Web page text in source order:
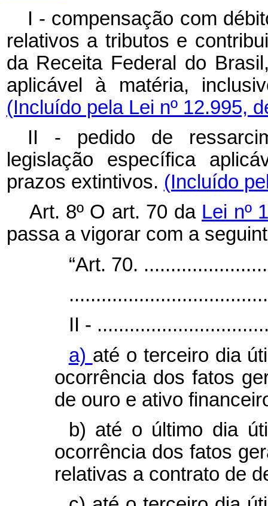
I - compensação com
relativos a tributos e
da Receita Federal do
aplicável à matéria,
(Incluído pela Lei nº 12.995,
II - pedido de
legislação específica
prazos extintivos. (Incluído
Art. 8º O art. 70 da Lei nº
passa a vigorar com a
“Art. 70.
II -
a) até o terceiro dia
ocorrência dos fatos
de ouro e ativo
b) até o último dia
ocorrência dos fatos
relativas a contrato de